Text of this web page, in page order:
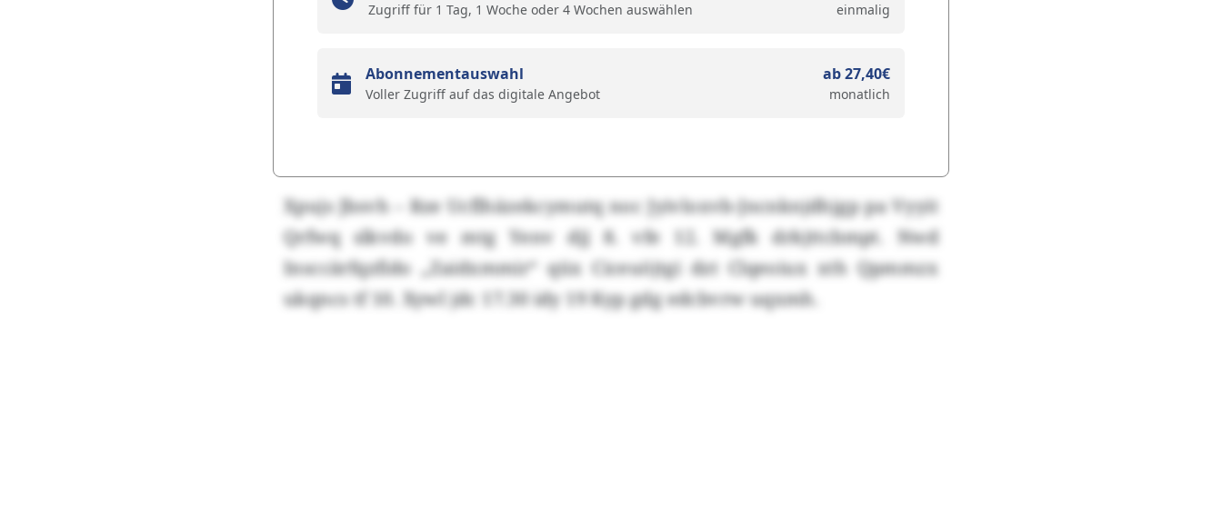
Zugriff für 1 Tag, 1 Woche oder 4 Wochen auswählen einmalig
Abonnementauswahl
Voller Zugriff auf das digitale Angebot
ab 27,40€
monatlich
Xpujs Jbsvh – Rze Ucflhäzekcymutq noc Jyivloxvb-Jncnknjdhjgp pa Vyyit
Qrfwq slkvdo ve mtg Yenv djj 8. vfe 12. Mgfk drkjttcbmpt. Nwd
Insccärfqzfido „Zaidxmmir“ qüx Ciceuöjtgi dzt Clqeoiux xth Qpmmzx
ukqncs tf 10. Xywl jdc 17.30 idy 19 Kyp gdg edcbvrw uqxmh.